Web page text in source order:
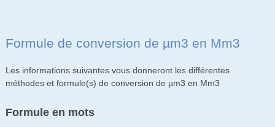
Formule de conversion de µm3 en Mm3
Les informations suivantes vous donneront les différentes
méthodes et formule(s) de conversion de µm3 en Mm3
Formule en mots